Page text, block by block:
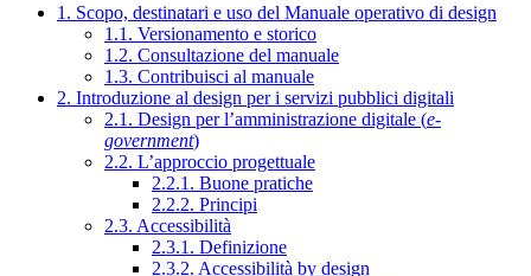
1. Scopo, destinatari e uso del Manuale operativo di design
1.1. Versionamento e storico
1.2. Consultazione del manuale
1.3. Contribuisci al manuale
2. Introduzione al design per i servizi pubblici digitali
2.1. Design per l’amministrazione digitale (e-
government)
2.2. L’approccio progettuale
2.2.1. Buone pratiche
2.2.2. Principi
2.3. Accessibilità
2.3.1. Definizione
2.3.2. Accessibilità by design